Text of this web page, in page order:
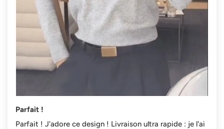
Parfait !
Parfait ! J'adore ce design ! Livraison ultra rapide : je l'ai